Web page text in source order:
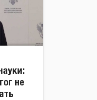
не